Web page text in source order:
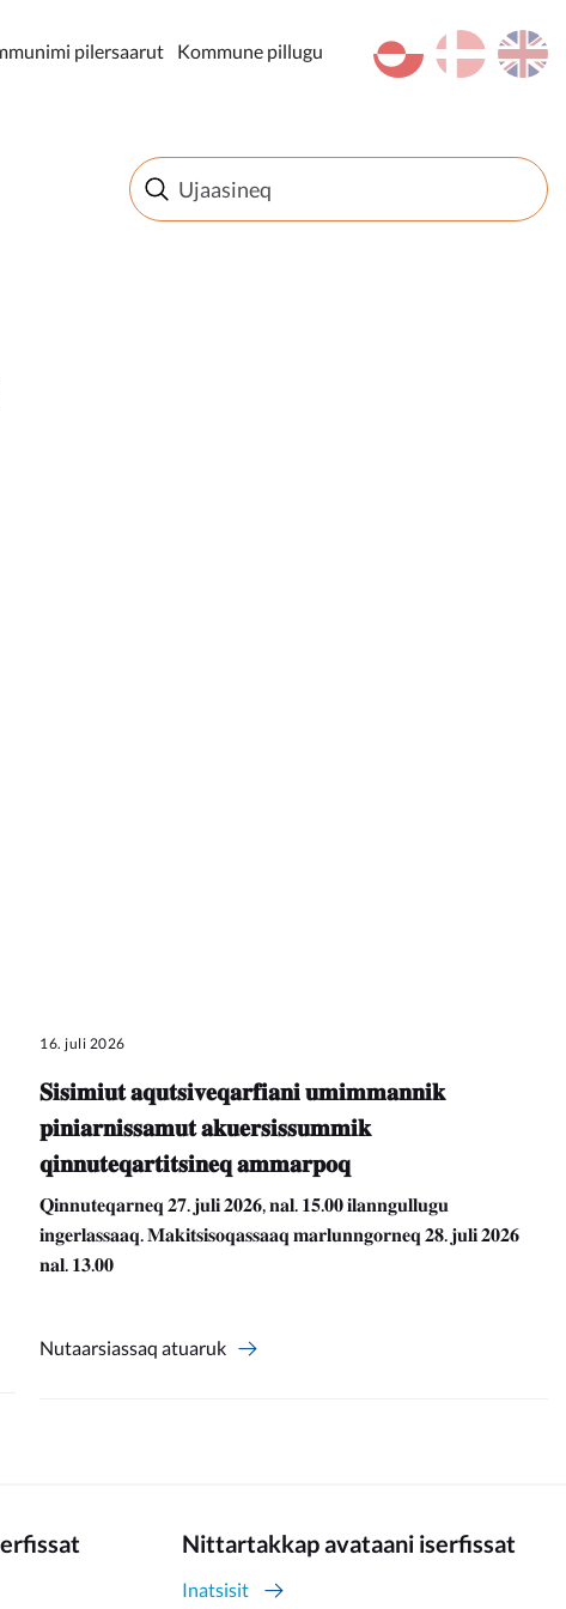
en
da
kl-GL
pilersaarut Kommune pillugu
16. juli 2026
𝐒𝐢𝐬𝐢𝐦𝐢𝐮𝐭 𝐚𝐪𝐮𝐭𝐬𝐢𝐯𝐞𝐪𝐚𝐫𝐟𝐢𝐚𝐧𝐢 𝐮𝐦𝐢𝐦𝐦𝐚𝐧𝐧𝐢𝐤
𝐩𝐢𝐧𝐢𝐚𝐫𝐧𝐢𝐬𝐬𝐚𝐦𝐮𝐭 𝐚𝐤𝐮𝐞𝐫𝐬𝐢𝐬𝐬𝐮𝐦𝐦𝐢𝐤
𝐪𝐢𝐧𝐧𝐮𝐭𝐞𝐪𝐚𝐫𝐭𝐢𝐭𝐬𝐢𝐧𝐞𝐪 𝐚𝐦𝐦𝐚𝐫𝐩𝐨𝐪
𝐐𝐢𝐧𝐧𝐮𝐭𝐞𝐪𝐚𝐫𝐧𝐞𝐪 𝟐𝟕. 𝐣𝐮𝐥𝐢 𝟐𝟎𝟐𝟔, 𝐧𝐚𝐥. 𝟏𝟓.𝟎𝟎 𝐢𝐥𝐚𝐧𝐧𝐠𝐮𝐥𝐥𝐮𝐠𝐮
𝐢𝐧𝐠𝐞𝐫𝐥𝐚𝐬𝐬𝐚𝐚𝐪. 𝐌𝐚𝐤𝐢𝐭𝐬𝐢𝐬𝐨𝐪𝐚𝐬𝐬𝐚𝐚𝐪 𝐦𝐚𝐫𝐥𝐮𝐧𝐧𝐠𝐨𝐫𝐧𝐞𝐪 𝟐𝟖. 𝐣𝐮𝐥𝐢 𝟐𝟎𝟐𝟔
𝐧𝐚𝐥. 𝟏𝟑.𝟎𝟎
Nutaarsiassaq atuaruk
Nittartakkap avataani iserfissat
Inatsisit